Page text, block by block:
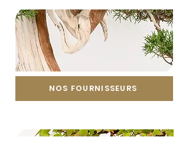
NOS FOURNISSEURS